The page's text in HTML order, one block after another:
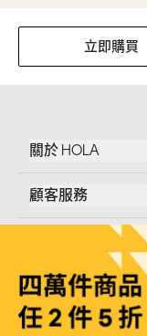
立即購買
關於 HOLA
顧客服務
Follow Us